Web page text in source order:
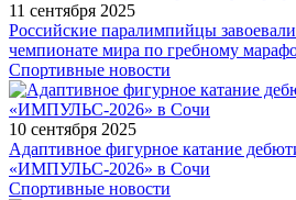
11 сентября 2025
Российские паралимпийцы
чемпионате мира по гребному
Спортивные новости
10 сентября 2025
Адаптивное фигурное катание
«ИМПУЛЬС-2026» в Сочи
Спортивные новости